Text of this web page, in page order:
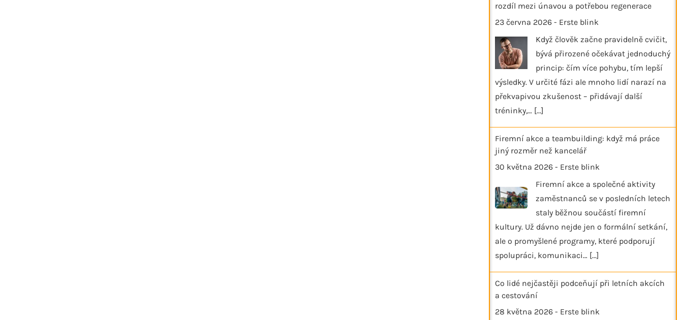
rozdíl mezi únavou a potřebou regenerace
23 června 2026 - Erste blink
Když člověk začne pravidelně cvičit,
bývá přirozené očekávat jednoduchý
princip: čím více pohybu, tím lepší
výsledky. V určité fázi ale mnoho lidí narazí na
překvapivou zkušenost – přidávají další
tréninky,… [...]
Firemní akce a teambuilding: když má práce
jiný rozměr než kancelář
30 května 2026 - Erste blink
Firemní akce a společné aktivity
zaměstnanců se v posledních letech
staly běžnou součástí firemní
kultury. Už dávno nejde jen o formální setkání,
ale o promyšlené programy, které podporují
spolupráci, komunikaci… [...]
Co lidé nejčastěji podceňují při letních akcích
a cestování
28 května 2026 - Erste blink